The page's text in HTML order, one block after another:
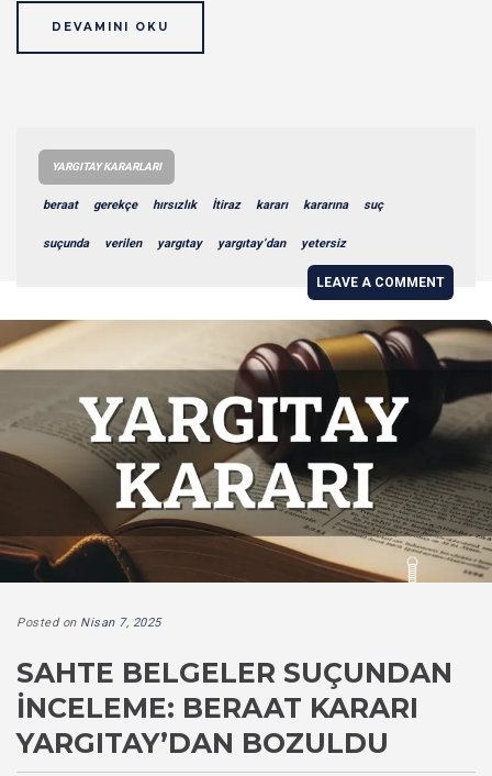
DEVAMINI OKU
YARGITAY KARARLARI
beraat gerekçe hırsızlık İtiraz kararı kararına suç
suçunda verilen yargıtay yargıtay’dan yetersiz
LEAVE A COMMENT
Posted on Nisan 7, 2025
SAHTE BELGELER SUÇUNDAN
İNCELEME: BERAAT KARARI
YARGITAY’DAN BOZULDU